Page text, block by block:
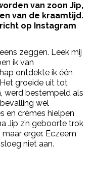
van zoon Jip,
van de kraamtijd.
op Instagram
zeggen. Leek mij
ik van
ontdekte ik één
groeide uit tot
werd bestempeld als
wel
en crèmes hielpen
Jip z’n geboorte trok
erger. Eczeem
niet aan.